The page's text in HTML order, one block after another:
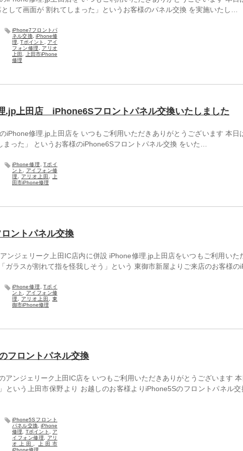
して画面が 割れてしまった」というお客様のパネル交換 を実施いたし…
iPhone7フロントパ
ネル交換, iPhone修
理
,Tポイント
アイ
フォン修理
アリオ
上田
上田市iPhone
修理
上田店 iPhone6Sフロントパネル交換いたしました
iPhone修理.jp上田店を いつもご利用いただきありがとうございます 本日
まった」 というお客様のiPhone6Sフロントパネル交換 をいた…
iPhone修理 ,Tポイ
ント
アイフォン修
理
アリオ上田
上
田市iPhone修理
ントパネル交換
ンジェリーク上田IC店内に併設 iPhone修理.jp上田店をいつもご利用いた
ガラスが割れて指を怪我しそう」という 東御市新屋よりご来店のお客様の
iPhone修理 ,Tポイ
ント
アイフォン修
理
アリオ上田
東
御市iPhone修理
フロントパネル交換
アンジェリーク上田IC店を いつもご利用いただきありがとうございます
という上田市保野より お越しのお客様よりiPhone5Sのフロントパネル交
iPhone5Sフロント
パネル交換,iPhone
修理
Tポイント
ア
イフォン修理
アリ
オ上田
上田市
iPhone修理